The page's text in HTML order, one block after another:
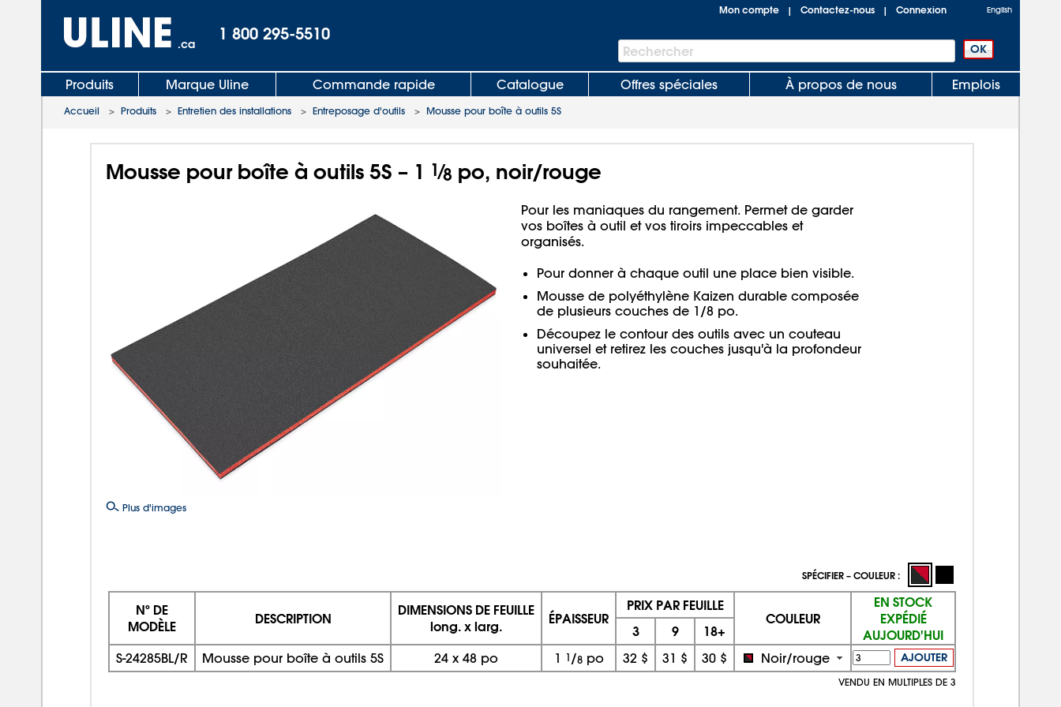
.ca
1 800 295-5510
Mon compte | Contactez-nous | Connexion English
Barre
de
recherche
Rechercher
Produits Marque Uline Commande rapide Catalogue Offres spéciales À propos de nous Emplois
Accueil > Produits > Entretien des installations > Entreposage d'outils > Mousse pour boîte à outils 5S
Mousse pour boîte à outils 5S – 1 1⁄8 po, noir/rouge
Plus d'images
Pour les maniaques du rangement. Permet de garder
vos boîtes à outil et vos tiroirs impeccables et
organisés.
Pour donner à chaque outil une place bien visible.
Mousse de polyéthylène Kaizen durable composée
de plusieurs couches de 1/8 po.
Découpez le contour des outils avec un couteau
universel et retirez les couches jusqu'à la profondeur
souhaitée.
SPÉCIFIER – COULEUR :
Nº DE
MODÈLE
DESCRIPTION
DIMENSIONS DE FEUILLE
long. x larg.
ÉPAISSEUR
PRIX PAR FEUILLE
COULEUR
EN STOCK
EXPÉDIÉ
AUJOURD'HUI
3 9 18+
S-24285BL/R Mousse pour boîte à outils 5S 24 x 48 po 1 1/8po 32 $ 31 $ 30 $ Noir/rouge AJOUTER
VENDU EN MULTIPLES DE 3